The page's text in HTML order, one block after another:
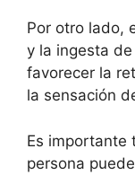
Por otro lado,
y la ingesta
favorecer la
la sensación
Es importante
persona